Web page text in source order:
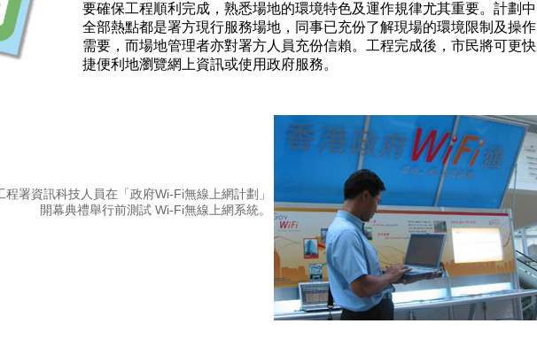
要確保工程順利完成，熟悉場地的環境特色及運作規律尤其重要。計劃中
全部熱點都是署方現行服務場地，同事已充份了解現場的環境限制及操作
需要，而場地管理者亦對署方人員充份信賴。工程完成後，市民將可更快
捷便利地瀏覽網上資訊或使用政府服務。
程署資訊科技人員在「政府Wi-Fi無線上網計劃」
開幕典禮舉行前測試 Wi-Fi無線上網系統。